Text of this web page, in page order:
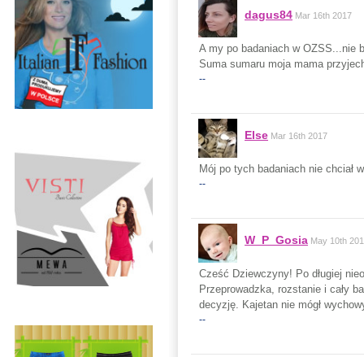
dagus84 Mar 16th 2017
A my po badaniach w OZSS...nie
Suma sumaru moja mama
--
Else Mar 16th 2017
Mój po tych badaniach nie chciał
--
W_P_Gosia May 10th
Cześć Dziewczyny! Po długiej
Przeprowadzka, rozstanie i cały
decyzję. Kajetan nie mógł
--